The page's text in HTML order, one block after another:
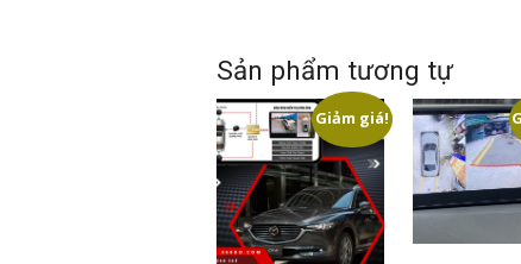
Sản phẩm tương tự
Giảm giá!